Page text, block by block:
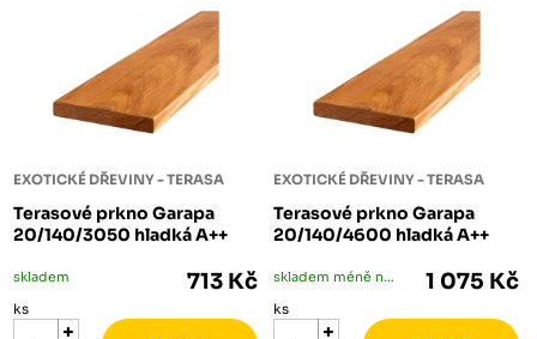
EXOTICKÉ DŘEVINY - TERASA
Terasové prkno Garapa
20/140/3050 hladká A++
skladem 713 Kč
ks
EXOTICKÉ DŘEVINY - TERASA
Terasové prkno Garapa
20/140/4600 hladká A++
skladem méně než 5 ks 1 075 Kč
ks